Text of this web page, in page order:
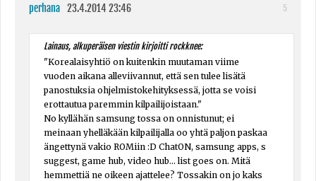
perhana 23.4.2014 23:46 5
Lainaus, alkuperäisen viestin kirjoitti rockknee:
"Korealaisyhtiö on kuitenkin muutaman viime
vuoden aikana alleviivannut, että sen tulee lisätä
panostuksia ohjelmistokehityksessä, jotta se voisi
erottautua paremmin kilpailijoistaan."
No kyllähän samsung tossa on onnistunut; ei
meinaan yhelläkään kilpailijalla oo yhtä paljon paskaa
ängettynä vakio ROMiin :D ChatON, samsung apps, s
suggest, game hub, video hub... list goes on. Mitä
hemmettiä ne oikeen ajattelee? Tossakin on jo kaks